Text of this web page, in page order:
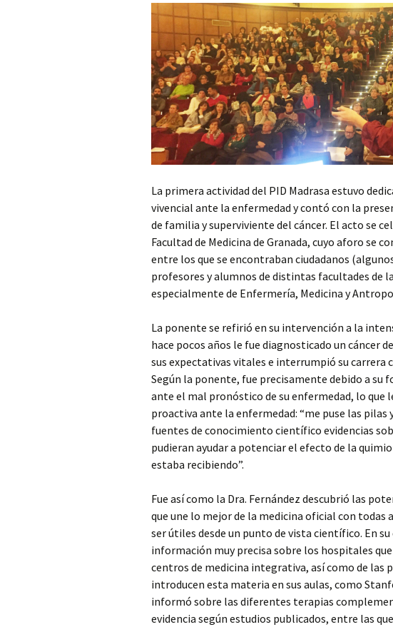
La primera actividad del PID Madrasa estuvo
vivencial ante la enfermedad y contó con la
de familia y superviviente del cáncer. El acto se
Facultad de Medicina de Granada, cuyo aforo se
entre los que se encontraban ciudadanos
profesores y alumnos de distintas facultades de
especialmente de Enfermería, Medicina y
La ponente se refirió en su intervención a la
hace pocos años le fue diagnosticado un cáncer
sus expectativas vitales e interrumpió su carrera
Según la ponente, fue precisamente debido a su
ante el mal pronóstico de su enfermedad, lo que
proactiva ante la enfermedad: “me puse las pilas
fuentes de conocimiento científico evidencias
pudieran ayudar a potenciar el efecto de la
estaba recibiendo”.
Fue así como la Dra. Fernández descubrió las
que une lo mejor de la medicina oficial con todas
ser útiles desde un punto de vista científico. En
información muy precisa sobre los hospitales
centros de medicina integrativa, así como de las
introducen esta materia en sus aulas, como
informó sobre las diferentes terapias
evidencia según estudios publicados, entre las